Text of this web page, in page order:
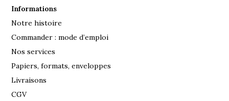
Informations
Notre histoire
Commander : mode d’emploi
Nos services
Papiers, formats, enveloppes
Livraisons
CGV